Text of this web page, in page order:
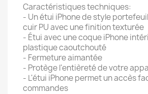
Caractéristiques techniques:
- Un étui iPhone de style
cuir PU avec une finition texturée
- Étui avec une coque iPhone
plastique caoutchouté
- Fermeture aimantée
- Protège l'entièreté de votre
- L'étui iPhone permet un accès
commandes